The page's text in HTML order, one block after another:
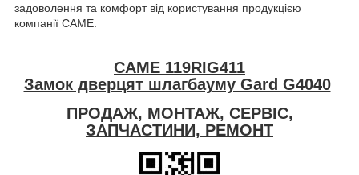
задоволення та комфорт від користування продукцією
компанії CAME.
CAME 119RIG411
Замок дверцят шлагбауму Gard G4040
ПРОДАЖ, МОНТАЖ, СЕРВІС,
ЗАПЧАСТИНИ, РЕМОНТ